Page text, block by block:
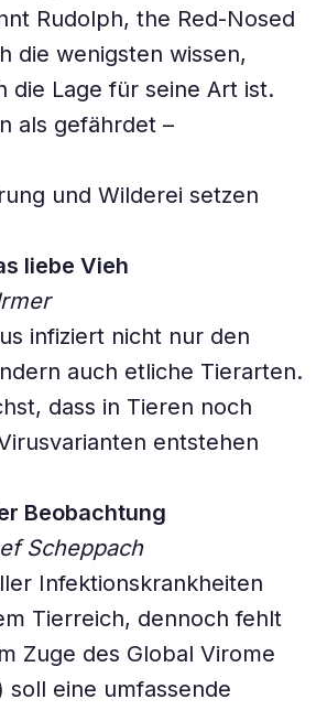
Rudolph, the Red-Nosed
die wenigsten wissen,
die Lage für seine Art ist.
als gefährdet –
und Wilderei setzen
liebe Vieh
infiziert nicht nur den
auch etliche Tierarten.
dass in Tieren noch
entstehen
Beobachtung
Scheppach
Infektionskrankheiten
Tierreich, dennoch fehlt
Zuge des Global Virome
soll eine umfassende